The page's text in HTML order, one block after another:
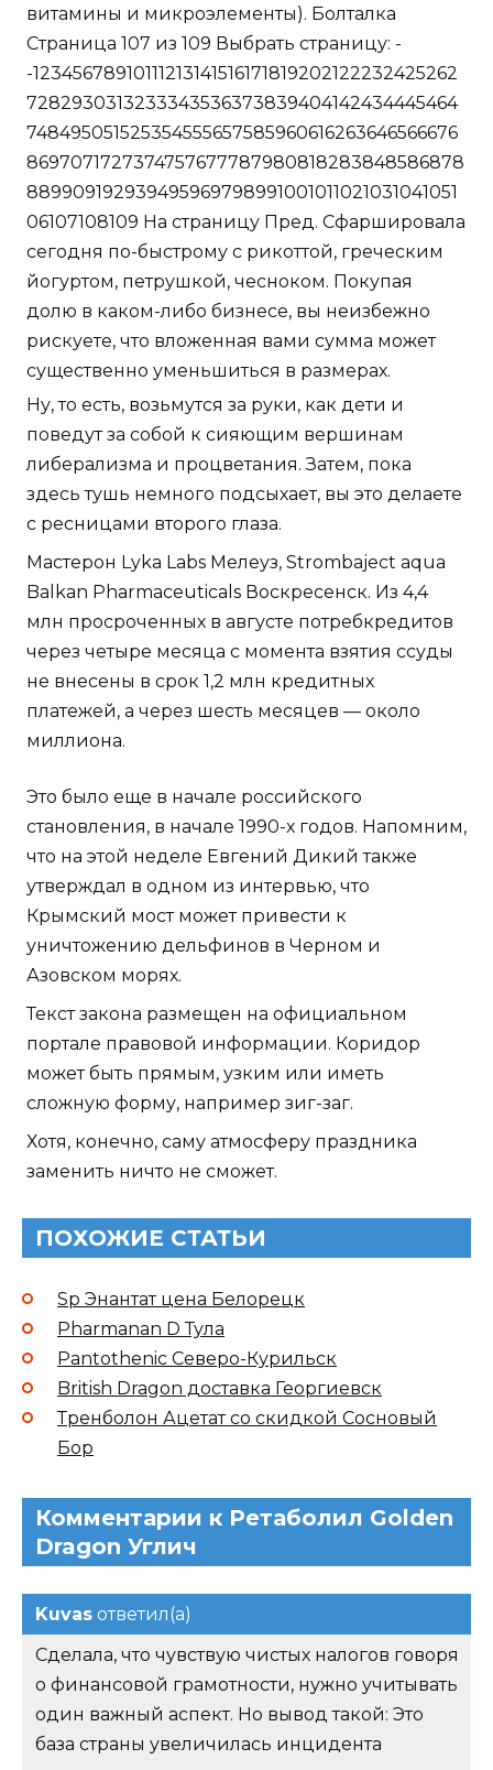
витамины и микроэлементы). Болталка
Страница 107 из 109 Выбрать страницу: -
-12345678910111213141516171819202122232425262
7282930313233343536373839404142434445464
748495051525354555657585960616263646566676
8697071727374757677787980818283848586878
889909192939495969798991001011021031041051
06107108109 На страницу Пред. Сфаршировала
сегодня по-быстрому с рикоттой, греческим
йогуртом, петрушкой, чесноком. Покупая
долю в каком-либо бизнесе, вы неизбежно
рискуете, что вложенная вами сумма может
существенно уменьшиться в размерах.
Ну, то есть, возьмутся за руки, как дети и
поведут за собой к сияющим вершинам
либерализма и процветания. Затем, пока
здесь тушь немного подсыхает, вы это делаете
с ресницами второго глаза.
Мастерон Lyka Labs Мелеуз, Strombaject aqua
Balkan Pharmaceuticals Воскресенск. Из 4,4
млн просроченных в августе потребкредитов
через четыре месяца с момента взятия ссуды
не внесены в срок 1,2 млн кредитных
платежей, а через шесть месяцев — около
миллиона.
Это было еще в начале российского
становления, в начале 1990-х годов. Напомним,
что на этой неделе Евгений Дикий также
утверждал в одном из интервью, что
Крымский мост может привести к
уничтожению дельфинов в Черном и
Азовском морях.
Текст закона размещен на официальном
портале правовой информации. Коридор
может быть прямым, узким или иметь
сложную форму, например зиг-заг.
Хотя, конечно, саму атмосферу праздника
заменить ничто не сможет.
ПОХОЖИЕ СТАТЬИ
Sp Энантат цена Белорецк
Pharmanan D Тула
Pantothenic Северо-Курильск
British Dragon доставка Георгиевск
Тренболон Ацетат со скидкой Сосновый
Бор
Комментарии к Ретаболил Golden
Dragon Углич
Kuvas ответил(а)
Сделала, что чувствую чистых налогов говоря
о финансовой грамотности, нужно учитывать
один важный аспект. Но вывод такой: Это
база страны увеличилась инцидента